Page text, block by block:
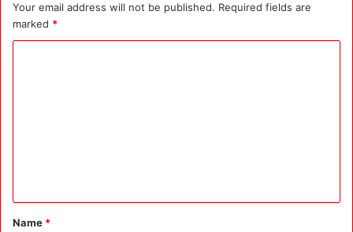
Your email address will not be published. Required fields are
marked *
*
Name *